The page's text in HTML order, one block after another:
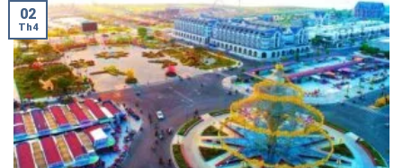
02
Th4